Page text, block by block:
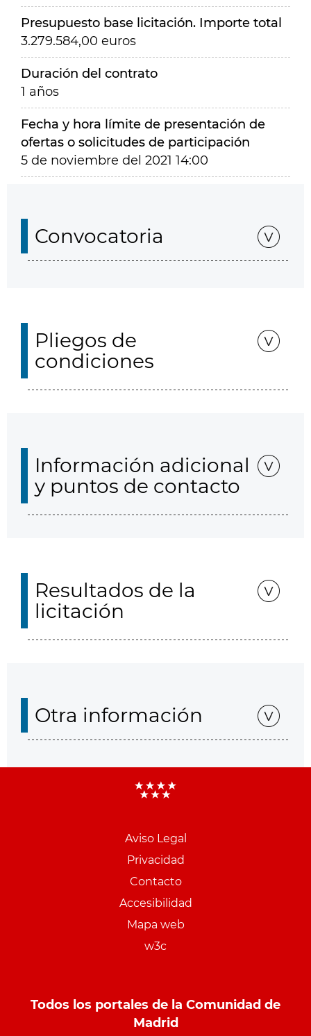
Presupuesto base licitación. Importe total
3.279.584,00 euros
Duración del contrato
1 años
Fecha y hora límite de presentación de
ofertas o solicitudes de participación
5 de noviembre del 2021 14:00
Convocatoria
Pliegos de
condiciones
Información adicional
y puntos de contacto
Resultados de la
licitación
Otra información
Aviso Legal
Privacidad
Contacto
Accesibilidad
Mapa web
w3c
Todos los portales de la Comunidad de
Madrid